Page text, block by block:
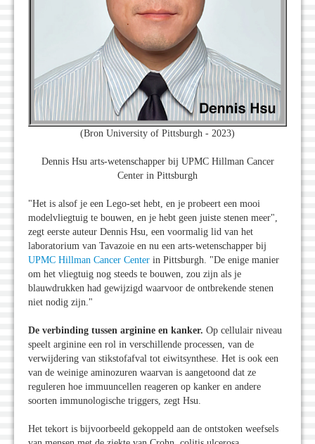
(Bron University of Pittsburgh - 2023)
Dennis Hsu arts-wetenschapper bij UPMC Hillman Cancer
Center in Pittsburgh
"Het is alsof je een Lego-set hebt, en je probeert een mooi
modelvliegtuig te bouwen, en je hebt geen juiste stenen meer",
zegt eerste auteur Dennis Hsu, een voormalig lid van het
laboratorium van Tavazoie en nu een arts-wetenschapper bij
UPMC Hillman Cancer Center in Pittsburgh. "De enige manier
om het vliegtuig nog steeds te bouwen, zou zijn als je
blauwdrukken had gewijzigd waarvoor de ontbrekende stenen
niet nodig zijn."
De verbinding tussen arginine en kanker. Op cellulair niveau
speelt arginine een rol in verschillende processen, van de
verwijdering van stikstofafval tot eiwitsynthese. Het is ook een
van de weinige aminozuren waarvan is aangetoond dat ze
reguleren hoe immuuncellen reageren op kanker en andere
soorten immunologische triggers, zegt Hsu.
Het tekort is bijvoorbeeld gekoppeld aan de ontstoken weefsels